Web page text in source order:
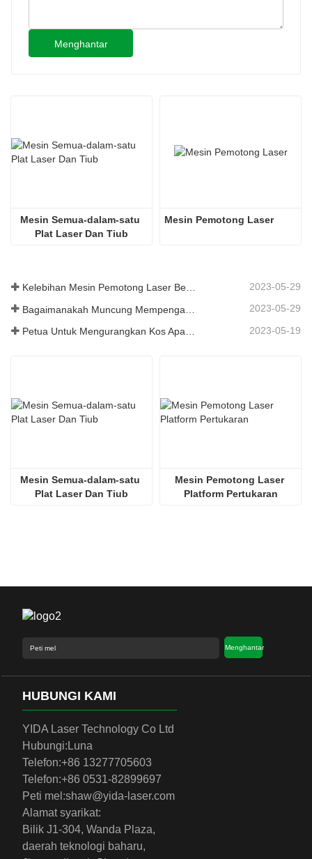
Menghantar
Mesin Semua-dalam-satu
Plat Laser Dan Tiub
Mesin Pemotong Laser
Kelebihan Mesin Pemotong Laser Bersepadu Plat Dan Tiub 2023-05-29
2023-05-29
2023-05-19
Mesin Semua-dalam-satu
Plat Laser Dan Tiub
Mesin Pemotong Laser
Platform Pertukaran
Menghantar
HUBUNGI KAMI
YIDA Laser Technology Co Ltd
Hubungi: Luna
Telefon:+86 13277705603
Telefon:+86 0531-82899697
Peti mel:shaw@yida-laser.com
Alamat syarikat:
Bilik J1-304, Wanda Plaza,
daerah teknologi baharu,